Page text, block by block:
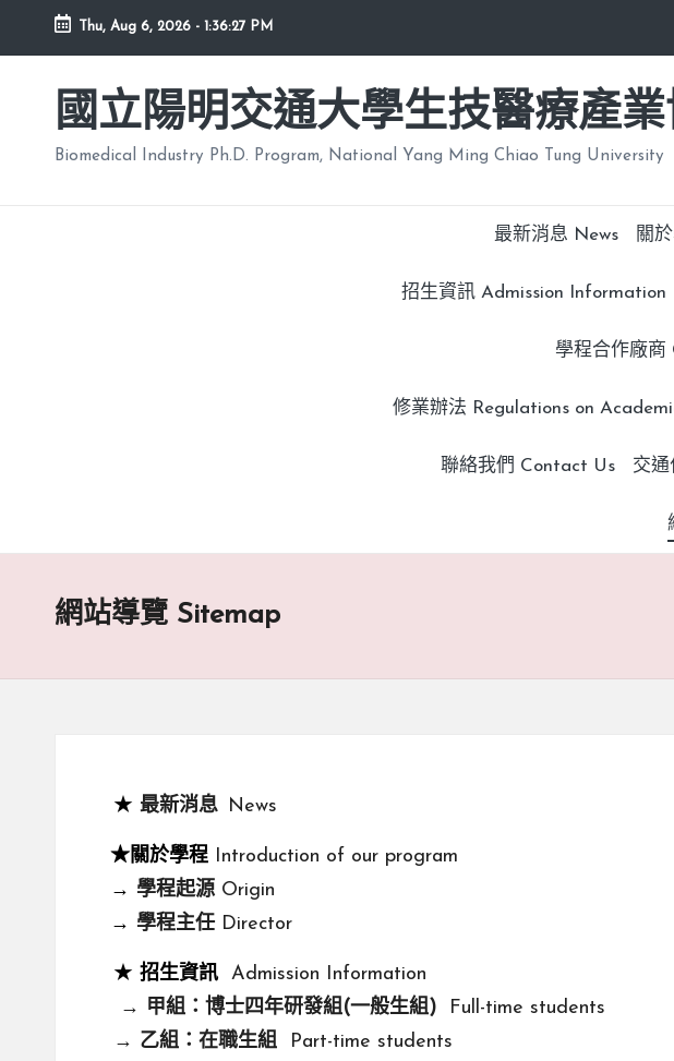
Thu, Aug 6, 2026 - 1:36:28 PM
國立陽明交通大學生技醫療產
Biomedical Industry Ph.D. Program, National Yang Ming Chiao Tung University
最新消息 News 關
招生資訊 Admission Information
學程合作廠
修業辦法 Regulations on
聯絡我們 Contact Us 交
網站導覽 Sitemap
★ 最新消息 News
★關於學程 Introduction of our program
→ 學程起源 Origin
→ 學程主任 Director
★ 招生資訊
Admission Information
→ 甲組：博士四年研發組(一般生組)
Full-time students
→ 乙組：在職生組
Part-time students